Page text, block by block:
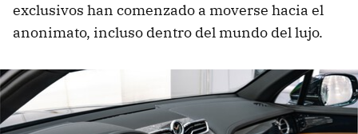
exclusivos han comenzado a moverse hacia el
anonimato, incluso dentro del mundo del lujo.